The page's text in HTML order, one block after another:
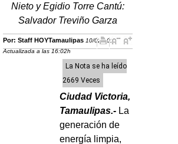
Nieto y Egidio Torre Cantú:
Salvador Treviño Garza
Por: Staff HOYTamaulipas 10/02/2013 |
Actualizada a las 16:02h
La Nota se ha leído
2669 Veces
Ciudad Victoria,
Tamaulipas.- La
generación de
energía limpia,